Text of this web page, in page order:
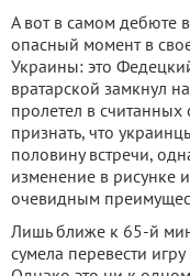
А вот в самом дебюте
опасный момент в
Украины: это
вратарской замкнул
пролетел в считанных
признать, что
половину встречи,
изменение в рисунке
очевидным
Лишь ближе к 65-й
сумела перевести